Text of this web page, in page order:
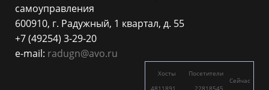
самоуправления
600910, г. Радужный, 1 квартал, д. 55
+7 (49254) 3-29-20
e-mail: radugn@avo.ru
Хосты
4811891
Посетители
22818545
Сейчас